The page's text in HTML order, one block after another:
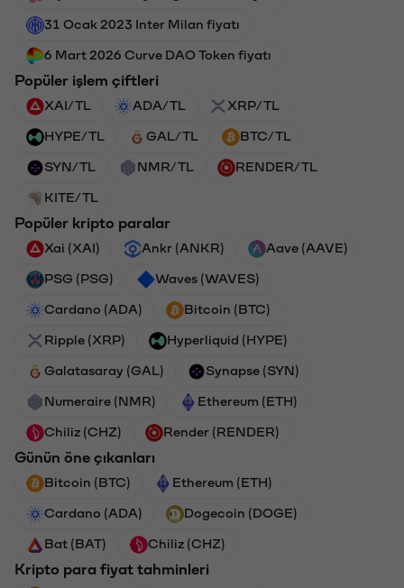
31 Ocak 2023 Inter Milan fiyatı
6 Mart 2026 Curve DAO Token fiyatı
Popüler işlem çiftleri
XAI/TL ADA/TL XRP/TL
HYPE/TL GAL/TL BTC/TL
SYN/TL NMR/TL RENDER/TL
KITE/TL
Popüler kripto paralar
Xai (XAI) Ankr (ANKR) Aave (AAVE)
PSG (PSG) Waves (WAVES)
Cardano (ADA) Bitcoin (BTC)
Ripple (XRP) Hyperliquid (HYPE)
Galatasaray (GAL) Synapse (SYN)
Numeraire (NMR) Ethereum (ETH)
Chiliz (CHZ) Render (RENDER)
Günün öne çıkanları
Bitcoin (BTC) Ethereum (ETH)
Cardano (ADA) Dogecoin (DOGE)
Bat (BAT) Chiliz (CHZ)
Kripto para fiyat tahminleri